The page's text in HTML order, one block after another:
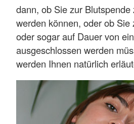
dann, ob Sie zur Blutspende
werden können, oder ob Sie
oder sogar auf Dauer von
ausgeschlossen werden
werden Ihnen natürlich